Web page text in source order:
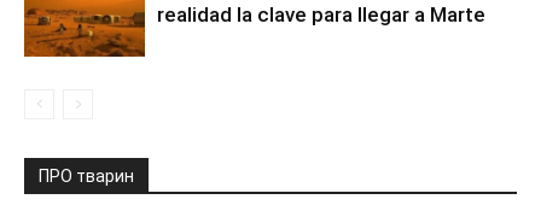
realidad la clave para llegar a Marte
ПРО тварин